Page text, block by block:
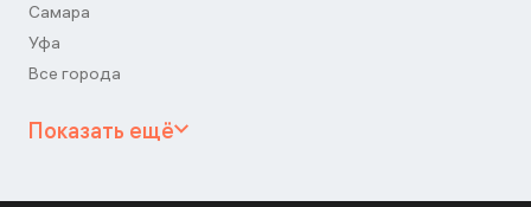
Самара
Уфа
Все города
Показать ещё